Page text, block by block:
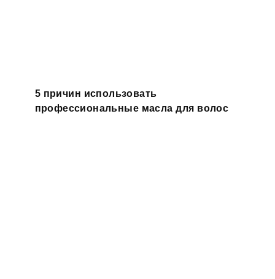
5 причин использовать
профессиональные масла для волос